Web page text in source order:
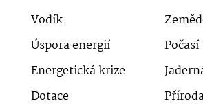
Vodík
Úspora energií
Počasí
Energetická krize
Dotace